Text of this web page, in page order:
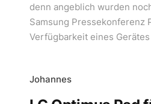
denn angeblich wurden
Samsung Pressekonferenz
Verfügbarkeit eines
Johannes